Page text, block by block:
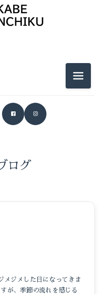
メニュ
ログ
メジメした日になってきま
が、季節の流れを感じる